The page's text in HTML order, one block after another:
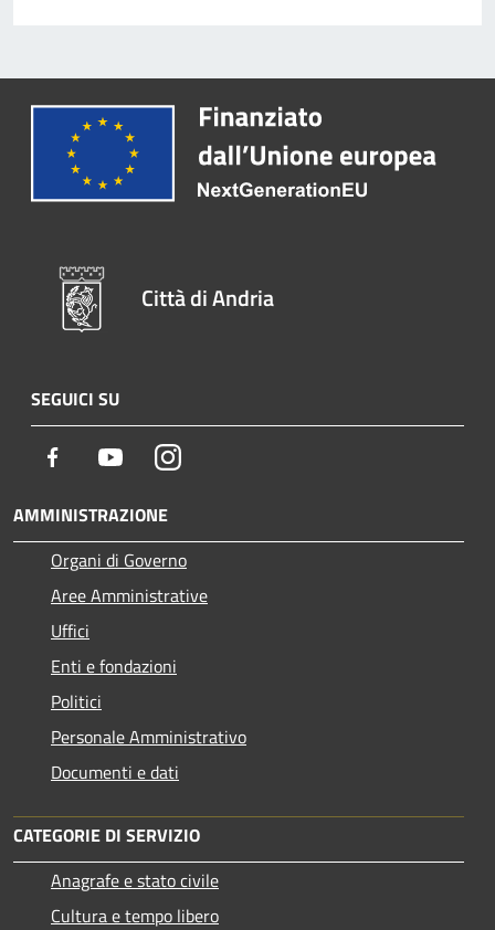
Città di Andria
SEGUICI SU
Facebook YoutubeInstagram
AMMINISTRAZIONE
Organi di Governo
Aree Amministrative
Uffici
Enti e fondazioni
Politici
Personale Amministrativo
Documenti e dati
CATEGORIE DI SERVIZIO
Anagrafe e stato civile
Cultura e tempo libero